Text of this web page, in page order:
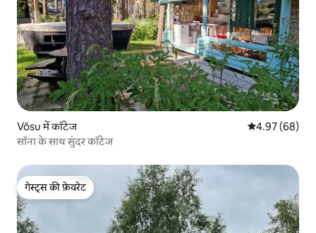
Võsu में कॉटेज औसत रेटिंग 5 में
4.97 (68)
सॉना के साथ सुंदर कॉटेज
गेस्ट्स की फ़ेवरेट
गेस्ट्स की फ़ेवरेट